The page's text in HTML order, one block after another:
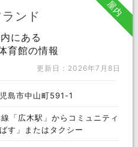
屋内
ンド
にある
育館の情報
更新日：2026年7月8日
島市中山町591-1
「広木駅」からコミュニティ
す」またはタクシー